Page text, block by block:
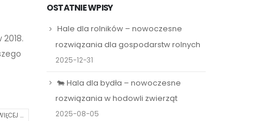
...
OSTATNIE WPISY
Hale dla rolników – nowoczesne
rozwiązania dla gospodarstw rolnych
2025-12-31
🐄 Hala dla bydła – nowoczesne
rozwiązania w hodowli zwierząt
2025-08-05